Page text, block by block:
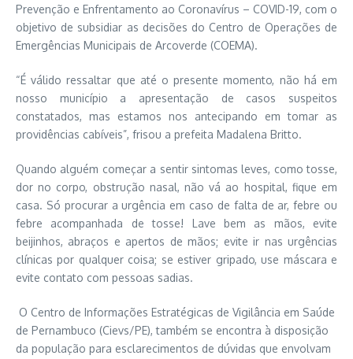
Prevenção e Enfrentamento ao Coronavírus – COVID-19, com o
objetivo de subsidiar as decisões do Centro de Operações de
Emergências Municipais de Arcoverde (COEMA).
“É válido ressaltar que até o presente momento, não há em
nosso município a apresentação de casos suspeitos
constatados, mas estamos nos antecipando em tomar as
providências cabíveis”, frisou a prefeita Madalena Britto.
Quando alguém começar a sentir sintomas leves, como tosse,
dor no corpo, obstrução nasal, não vá ao hospital, fique em
casa. Só procurar a urgência em caso de falta de ar, febre ou
febre acompanhada de tosse! Lave bem as mãos, evite
beijinhos, abraços e apertos de mãos; evite ir nas urgências
clínicas por qualquer coisa; se estiver gripado, use máscara e
evite contato com pessoas sadias.
O Centro de Informações Estratégicas de Vigilância em Saúde
de Pernambuco (Cievs/PE), também se encontra à disposição
da população para esclarecimentos de dúvidas que envolvam